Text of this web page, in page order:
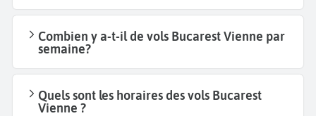
Combien y a-t-il de vols Bucarest Vienne par
semaine?
Quels sont les horaires des vols Bucarest
Vienne ?